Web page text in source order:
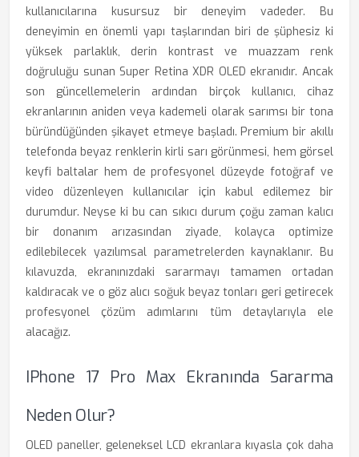
kullanıcılarına kusursuz bir deneyim vadeder. Bu
deneyimin en önemli yapı taşlarından biri de şüphesiz ki
yüksek parlaklık, derin kontrast ve muazzam renk
doğruluğu sunan Super Retina XDR OLED ekranıdır. Ancak
son güncellemelerin ardından birçok kullanıcı, cihaz
ekranlarının aniden veya kademeli olarak sarımsı bir tona
büründüğünden şikayet etmeye başladı. Premium bir akıllı
telefonda beyaz renklerin kirli sarı görünmesi, hem görsel
keyfi baltalar hem de profesyonel düzeyde fotoğraf ve
video düzenleyen kullanıcılar için kabul edilemez bir
durumdur. Neyse ki bu can sıkıcı durum çoğu zaman kalıcı
bir donanım arızasından ziyade, kolayca optimize
edilebilecek yazılımsal parametrelerden kaynaklanır. Bu
kılavuzda, ekranınızdaki sararmayı tamamen ortadan
kaldıracak ve o göz alıcı soğuk beyaz tonları geri getirecek
profesyonel çözüm adımlarını tüm detaylarıyla ele
alacağız.
IPhone 17 Pro Max Ekranında Sararma
Neden Olur?
OLED paneller, geleneksel LCD ekranlara kıyasla çok daha